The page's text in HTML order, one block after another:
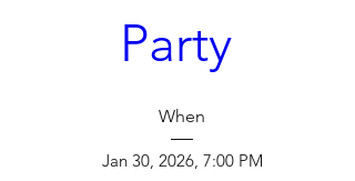
Party
When
Jan 30, 2026, 7:00 PM